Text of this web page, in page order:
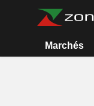
Marchés